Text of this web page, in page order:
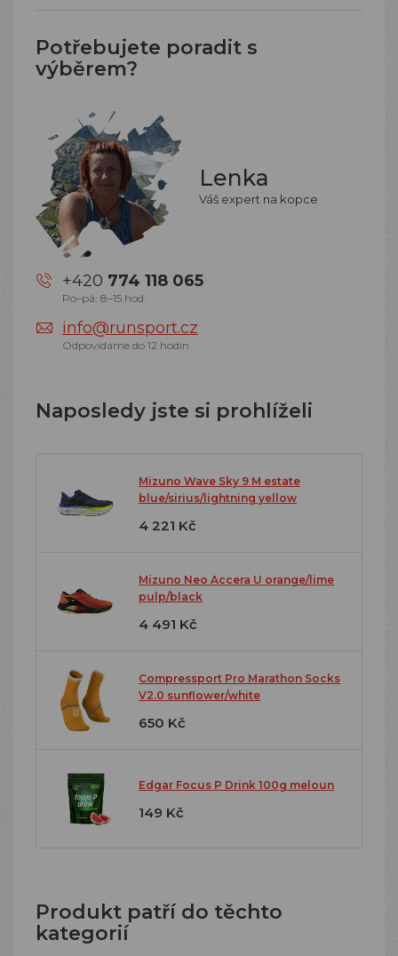
Potřebujete poradit s
výběrem?
Lenka
Váš expert na kopce
+420 774 118 065
Po–pá: 8–15 hod.
info@runsport.cz
Odpovídáme do 12 hodin
Naposledy jste si prohlíželi
Mizuno Wave Sky 9 M estate
blue/sirius/lightning yellow
4 221 Kč
Mizuno Neo Accera U orange/lime
pulp/black
4 491 Kč
Compressport Pro Marathon Socks
V2.0 sunflower/white
650 Kč
Edgar Focus P Drink 100g meloun
149 Kč
Produkt patří do těchto
kategorií